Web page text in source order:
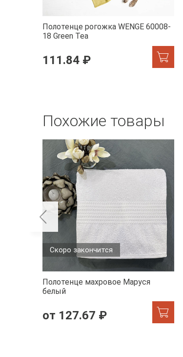
Полотенце рогожка WENGE 60008-
18 Green Tea
111.84 ₽
Похожие товары
Скоро закончится
Полотенце махровое Маруся
белый
от 127.67 ₽